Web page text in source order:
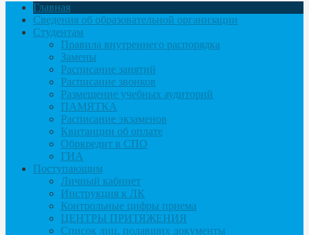
Главная
Сведения об образовательной организации
Студентам
Правила внутреннего распорядка
Замены
Расписание занятий
Расписание звонков
Размещение учебных аудиторий
ПАМЯТКА
Расписание экзаменов
Квитанции об оплате
Обркредит в СПО
ГИА
Поступающим
Личный кабинет
Инструкция к ЛК
Контрольные цифры приема
ЦЕНТРЫ ПРИТЯЖЕНИЯ
Список лиц, подавших документы